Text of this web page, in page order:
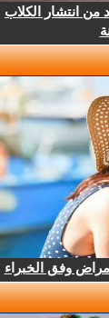
انتشار الكلاب
وفق الخبراء